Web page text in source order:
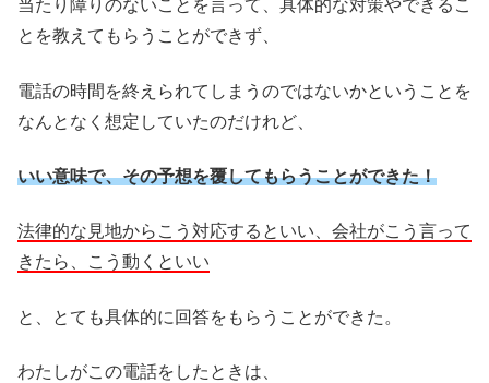
当たり障りのないことを言って、具体的な対策やできるこ
とを教えてもらうことができず、
電話の時間を終えられてしまうのではないかということを
なんとなく想定していたのだけれど、
いい意味で、その予想を覆してもらうことができた！
法律的な見地からこう対応するといい、 会社がこう言って
きたら、こう動くといい
と、とても具体的に回答をもらうことができた。
わたしがこの電話をしたときは、